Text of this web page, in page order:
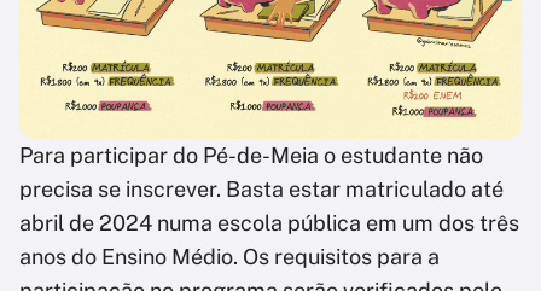
Para participar do Pé-de-Meia o estudante não
precisa se inscrever. Basta estar matriculado até
abril de 2024 numa escola pública em um dos três
anos do Ensino Médio. Os requisitos para a